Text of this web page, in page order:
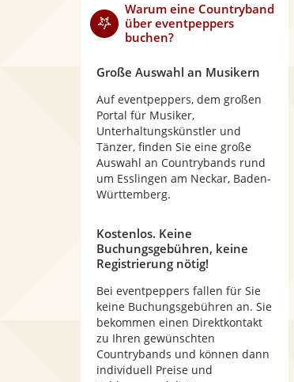
Warum eine Countryband
über eventpeppers
buchen?
Große Auswahl an Musikern
Auf eventpeppers, dem großen
Portal für Musiker,
Unterhaltungskünstler und
Tänzer, finden Sie eine große
Auswahl an Countrybands rund
um Esslingen am Neckar, Baden-
Württemberg.
Kostenlos. Keine
Buchungsgebühren, keine
Registrierung nötig!
Bei eventpeppers fallen für Sie
keine Buchungsgebühren an. Sie
bekommen einen Direktkontakt
zu Ihren gewünschten
Countrybands und können dann
individuell Preise und